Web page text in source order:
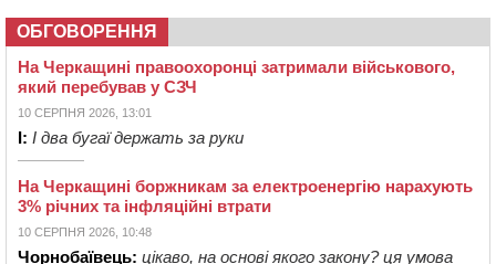
ОБГОВОРЕННЯ
На Черкащині правоохоронці затримали військового,
який перебував у СЗЧ
10 СЕРПНЯ 2026, 13:01
І: І два бугаї держать за руки
На Черкащині боржникам за електроенергію нарахують
3% річних та інфляційні втрати
10 СЕРПНЯ 2026, 10:48
Чорнобаївець: цікаво, на основі якого закону? ця умова